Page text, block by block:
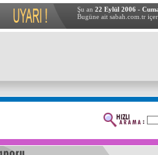
Şu an 22 Eylül 2006 -
Bugüne ait sabah.com.tr